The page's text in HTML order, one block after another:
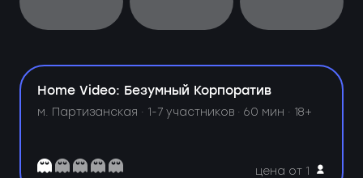
Home Video: Безумный Корпоратив
м. Партизанская · 1-7 участников · 60 мин · 18+
цена от 1